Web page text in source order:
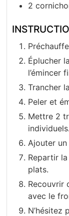
2
Éplucher
l’émincer
Trancher
Peler et
Mettre 2
individuels.
Ajouter
Repartir la
plats.
Recouvrir
avec le
N’hésitez